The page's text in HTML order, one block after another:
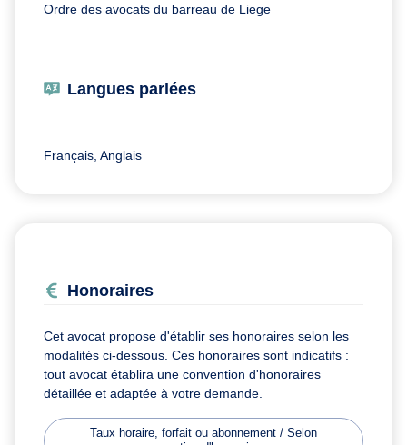
Ordre des avocats du barreau de Liege
Langues parlées
Français, Anglais
Honoraires
Cet avocat propose d'établir ses honoraires selon les
modalités ci-dessous. Ces honoraires sont indicatifs :
tout avocat établira une convention d'honoraires
détaillée et adaptée à votre demande.
Taux horaire, forfait ou abonnement / Selon